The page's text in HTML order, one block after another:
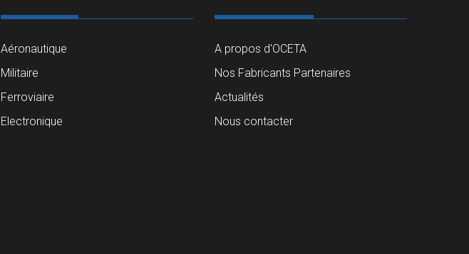
Aéronautique
Militaire
Ferroviaire
Electronique
A propos d'OCETA
Nos Fabricants Partenaires
Actualités
Nous contacter